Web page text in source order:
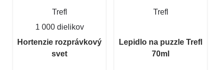
Trefl
1 000 dielikov
Hortenzie rozprávkový
svet
Trefl
Lepidlo na puzzle Trefl
70ml